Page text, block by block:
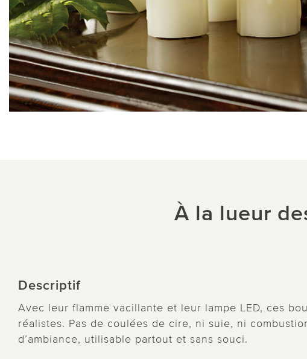
À la lueur
Descriptif
Avec leur flamme vacillante et leur lampe LED, ces
réalistes. Pas de coulées de cire, ni suie, ni
d’ambiance, utilisable partout et sans souci.